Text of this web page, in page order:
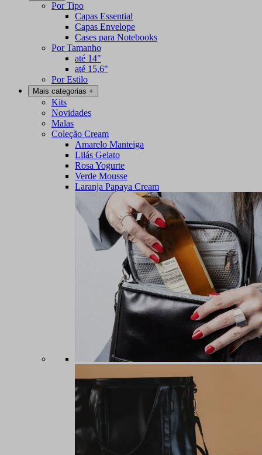
Por Tipo
Capas Essential
Capas Envelope
Cases para Notebooks
Por Tamanho
até 14"
até 15,6"
Por Estilo
Mais categorias +
Kits
Novidades
Malas
Coleção Cream
Amarelo Manteiga
Lilás Gelato
Rosa Yogurte
Verde Mousse
Laranja Papaya Cream